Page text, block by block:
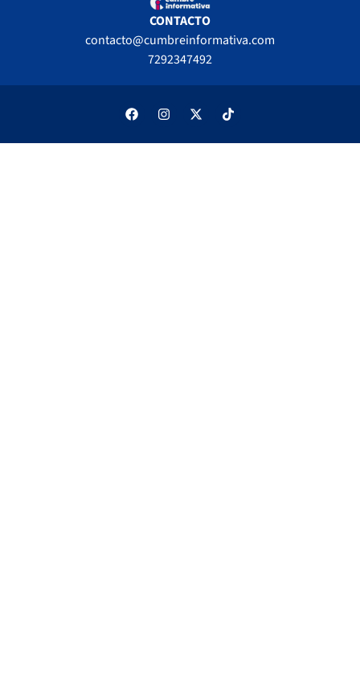
CONTACTO
contacto@cumbreinformativa.com
7292347492